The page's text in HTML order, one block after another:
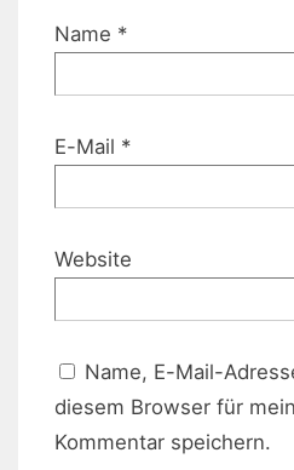
Name *
E-Mail *
Website
Name, E-Mail-
diesem Browser für
Kommentar speichern.